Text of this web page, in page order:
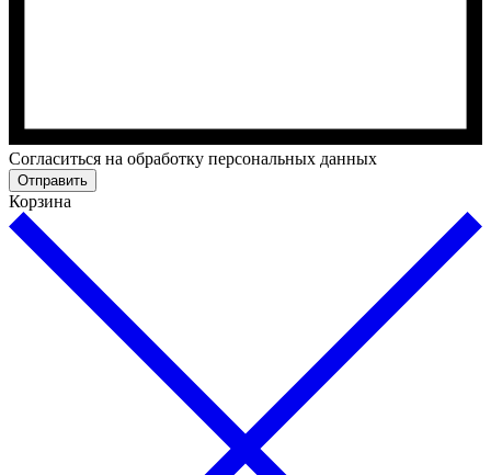
Согласиться на обработку персональных данных
Отправить
Корзина